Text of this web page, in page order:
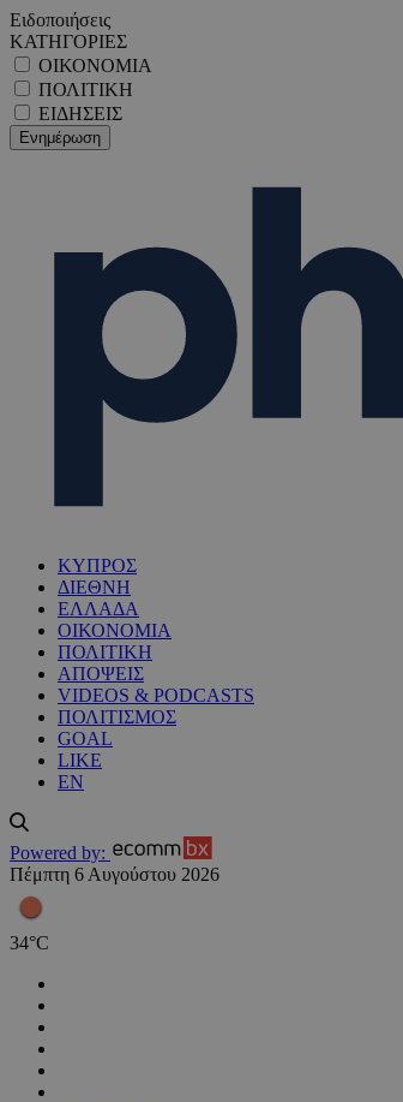
Ειδοποιήσεις
ΚΑΤΗΓΟΡΙΕΣ
ΟΙΚΟΝΟΜΙΑ
ΠΟΛΙΤΙΚΗ
ΕΙΔΗΣΕΙΣ
ΚΥΠΡΟΣ
ΔΙΕΘΝΗ
ΕΛΛΑΔΑ
ΟΙΚΟΝΟΜΙΑ
ΠΟΛΙΤΙΚΗ
ΑΠΟΨΕΙΣ
VIDEOS & PODCASTS
ΠΟΛΙΤΙΣΜΟΣ
GOAL
LIKE
EN
Powered by:
Πέμπτη 6 Αυγούστου 2026
34°C